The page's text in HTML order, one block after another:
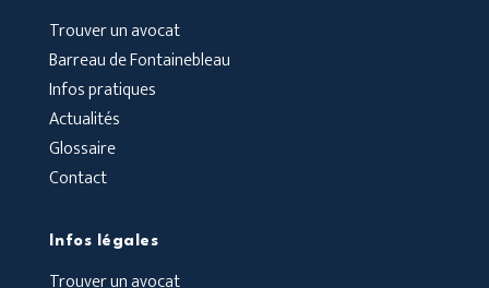
Trouver un avocat
Barreau de Fontainebleau
Infos pratiques
Actualités
Glossaire
Contact
Infos légales
Trouver un avocat